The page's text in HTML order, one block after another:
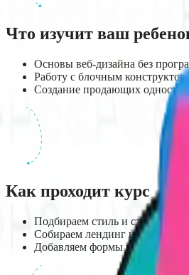
Что изучит ваш
Основы веб-дизайна без
Работу с блочным
Создание продающих
Как проходит курс
Подбираем стиль и структуру
Собираем лендинг из готовых
Добавляем формы захвата и